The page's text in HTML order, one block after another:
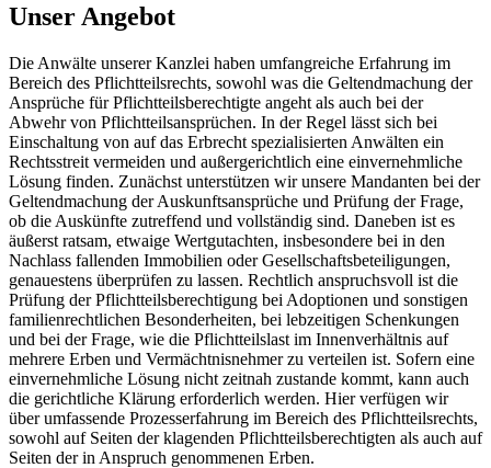
Unser Angebot
Die Anwälte unserer Kanzlei haben umfangreiche Erfahrung im
Bereich des Pflichtteilsrechts, sowohl was die Geltendmachung der
Ansprüche für Pflichtteilsberechtigte angeht als auch bei der
Abwehr von Pflichtteilsansprüchen. In der Regel lässt sich bei
Einschaltung von auf das Erbrecht spezialisierten Anwälten ein
Rechtsstreit vermeiden und außergerichtlich eine einvernehmliche
Lösung finden. Zunächst unterstützen wir unsere Mandanten bei der
Geltendmachung der Auskunftsansprüche und Prüfung der Frage,
ob die Auskünfte zutreffend und vollständig sind. Daneben ist es
äußerst ratsam, etwaige Wertgutachten, insbesondere bei in den
Nachlass fallenden Immobilien oder Gesellschaftsbeteiligungen,
genauestens überprüfen zu lassen. Rechtlich anspruchsvoll ist die
Prüfung der Pflichtteilsberechtigung bei Adoptionen und sonstigen
familienrechtlichen Besonderheiten, bei lebzeitigen Schenkungen
und bei der Frage, wie die Pflichtteilslast im Innenverhältnis auf
mehrere Erben und Vermächtnisnehmer zu verteilen ist. Sofern eine
einvernehmliche Lösung nicht zeitnah zustande kommt, kann auch
die gerichtliche Klärung erforderlich werden. Hier verfügen wir
über umfassende Prozesserfahrung im Bereich des Pflichtteilsrechts,
sowohl auf Seiten der klagenden Pflichtteilsberechtigten als auch auf
Seiten der in Anspruch genommenen Erben.